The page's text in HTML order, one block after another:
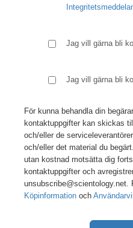
Jag vill gärna bli
Jag vill gärna bli
För kunna behandla din
kontaktuppgifter kan skickas
och/eller de
och/eller det material du
utan kostnad motsätta dig
kontaktuppgifter och
unsubscribe@scientology.net.
Köpinformation och